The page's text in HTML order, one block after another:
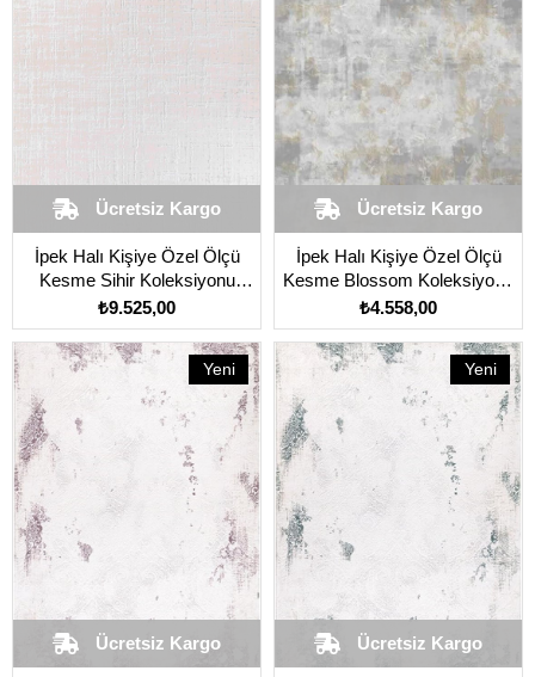
İpek Halı Kişiye Özel Ölçü
Kesme Sihir Koleksiyonu
17309 Krem
₺9.525,00
Ücretsiz Kargo
İpek Halı Kişiye Özel Ölçü
Kesme Blossom Koleksiyonu
13408 Gri
₺4.558,00
Ücretsiz Kargo
Ücretsiz Kargo
Yeni
Ürün
Ücretsiz Kargo
Yeni
Ürün